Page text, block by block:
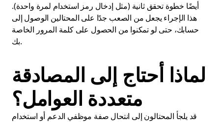
أيضًا خطوة تحقق ثانية (مثل إدخال رمز استخدام لمرة واحدة).
هذا الإجراء يجعل من الصعب جدًا على المحتالين الوصول إلى
حسابك، حتى لو تمكنوا من الحصول على كلمة المرور الخاصة
بك.
لماذا أحتاج إلى المصادقة
متعددة العوامل؟
قد يلجأ المحتالون إلى انتحال صفة موظفي الدعم أو استخدام